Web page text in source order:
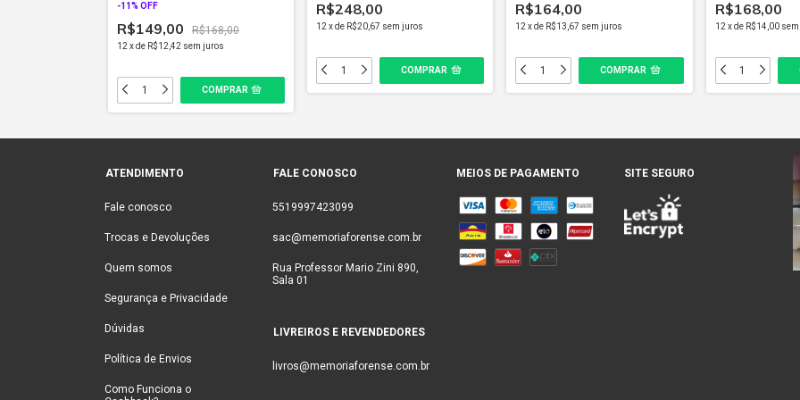
-11% OFF
R$149,00 R$168,00
12 xde R$12,42 sem juros
R$248,00
12 xde R$20,67 sem juros
R$164,00
12 xde R$13,67 sem juros
R$168,00
12 xde R$14,00
ATENDIMENTO
Fale conosco
Trocas e Devoluções
Quem somos
Segurança e Privacidade
Dúvidas
Política de Envios
Como Funciona o
FALE CONOSCO
5519997423099
sac@memoriaforense.com.br
Rua Professor Mario Zini 890,
Sala 01
LIVREIROS E REVENDEDORES
livros@memoriaforense.com.br
MEIOS DE PAGAMENTO SITE SEGURO